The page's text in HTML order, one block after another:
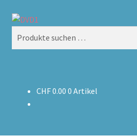
Zur
Zum
Suchen
CHF0.00 0 Artikel